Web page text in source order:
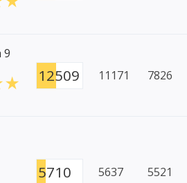
9
12509 11171 7826
5710 5637 5521